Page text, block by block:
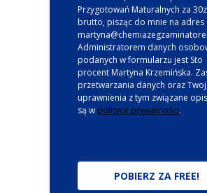
Przygotowań Maturalnych za
brutto, pisząc do mnie na adres
Administratorem danych
podanych w formularzu jest Sto
procent Martyna Krzemińska.
przetwarzania danych oraz
uprawnienia z tym związane
są w polityce prywatności.
POBIERZ ZA FREE!